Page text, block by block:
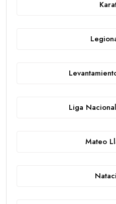
Liga
Mateo